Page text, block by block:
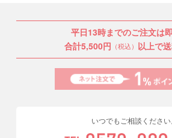
ウントでログイン、テクニカ
ル講習後に郵送されたライセ
ンスコードをご入力くださ
い。
ん。
※ラテ
用。
ご購入
ます。
カウン
カル講
平日13時までのご注文は
合計5,500円 （税込） 以上で
いつでもご相談ください